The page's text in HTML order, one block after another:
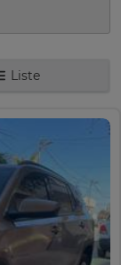
Liste